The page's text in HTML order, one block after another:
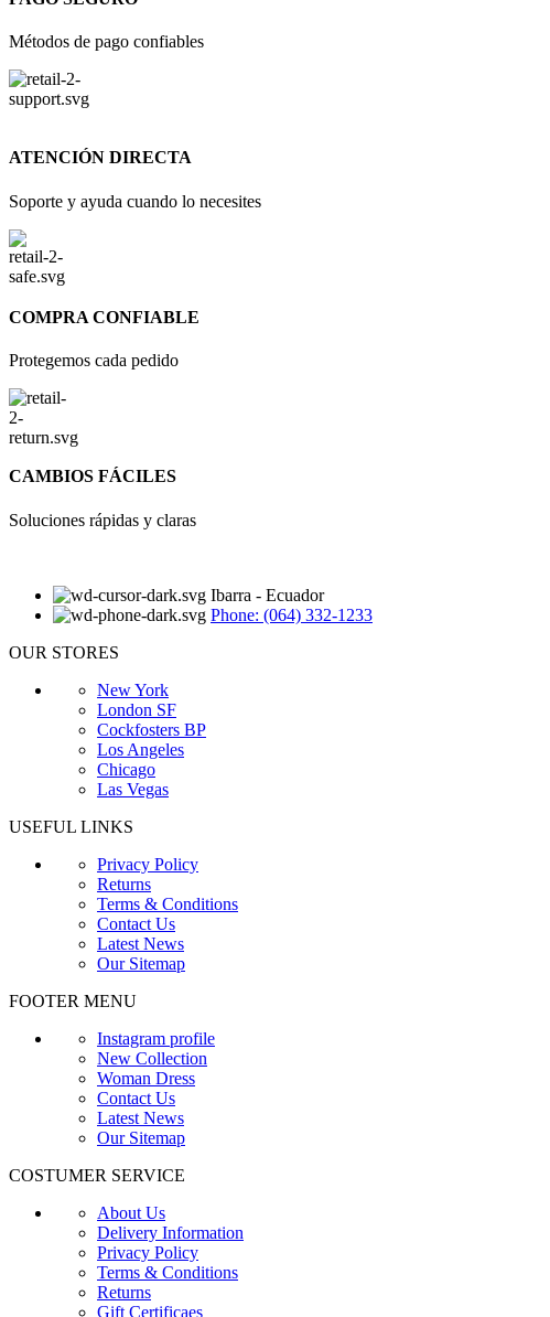
Métodos de pago confiables
ATENCIÓN DIRECTA
Soporte y ayuda cuando lo necesites
COMPRA CONFIABLE
Protegemos cada pedido
CAMBIOS FÁCILES
Soluciones rápidas y claras
Ibarra - Ecuador
Phone: (064) 332-1233
OUR STORES
New York
London SF
Cockfosters BP
Los Angeles
Chicago
Las Vegas
USEFUL LINKS
Privacy Policy
Returns
Terms & Conditions
Contact Us
Latest News
Our Sitemap
FOOTER MENU
Instagram profile
New Collection
Woman Dress
Contact Us
Latest News
Our Sitemap
COSTUMER SERVICE
About Us
Delivery Information
Privacy Policy
Terms & Conditions
Returns
Gift Certificaes